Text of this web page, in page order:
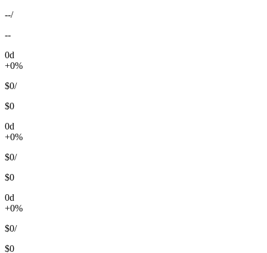
--/
--
0d
+0%
$0/
$0
0d
+0%
$0/
$0
0d
+0%
$0/
$0